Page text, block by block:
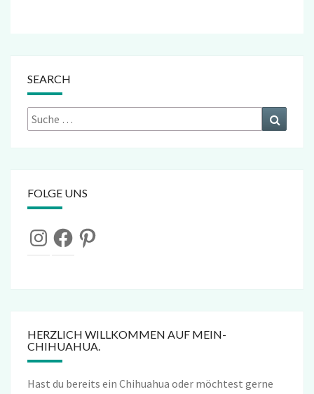
SEARCH
Suche
nach:
FOLGE UNS
InstagramFacebookPinterest
HERZLICH WILLKOMMEN AUF MEIN-
CHIHUAHUA.
Hast du bereits ein Chihuahua oder möchtest gerne